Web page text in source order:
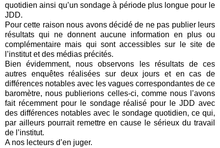
quotidien ainsi qu’un sondage à période plus longue pour le
JDD.
Pour cette raison nous avons décidé de ne pas publier leurs
résultats qui ne donnent aucune information en plus ou
complémentaire mais qui sont accessibles sur le site de
l’institut et des médias précités.
Bien évidemment, nous observons les résultats de ces
autres enquêtes réalisées sur deux jours et en cas de
différences notables avec les vagues correspondantes de ce
baromètre, nous publierions celles-ci, comme nous l’avons
fait récemment pour le sondage réalisé pour le JDD avec
des différences notables avec le sondage quotidien, ce qui,
par ailleurs pourrait remettre en cause le sérieux du travail
de l’institut.
A nos lecteurs d’en juger.